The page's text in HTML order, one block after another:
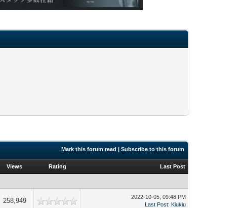
Mark this forum read |Subscribe to this forum
Views Rating Last Post
258,949
2022-10-05, 09:48 PM
Last Post: Kiukiu